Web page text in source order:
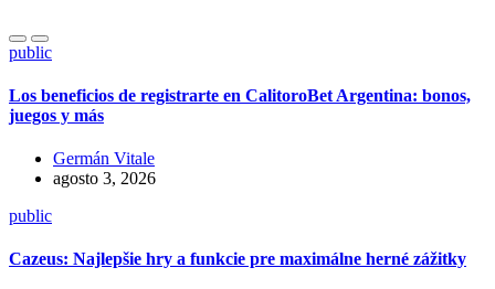
public
Los beneficios de registrarte en CalitoroBet Argentina: bonos,
juegos y más
Germán Vitale
agosto 3, 2026
public
Cazeus: Najlepšie hry a funkcie pre maximálne herné zážitky